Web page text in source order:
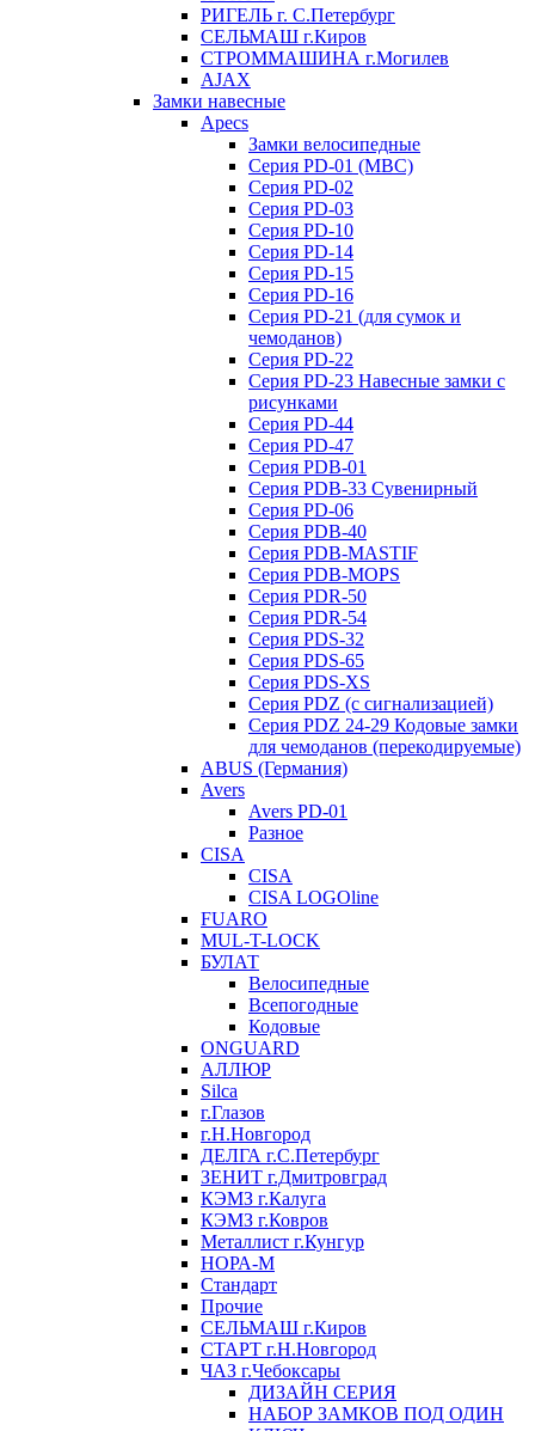
РИГЕЛЬ г. С.Петербург
СЕЛЬМАШ г.Киров
СТРОММАШИНА г.Могилев
AJAX
Замки навесные
Apecs
Замки велосипедные
Серия PD-01 (МВС)
Серия PD-02
Серия PD-03
Серия PD-10
Серия PD-14
Серия PD-15
Серия PD-16
Серия PD-21 (для сумок и
чемоданов)
Серия PD-22
Серия PD-23 Навесные замки с
рисунками
Серия PD-44
Серия PD-47
Серия PDB-01
Серия PDB-33 Сувенирный
Серия PD-06
Серия PDB-40
Серия PDB-MASTIF
Серия PDB-MOPS
Серия PDR-50
Серия PDR-54
Серия PDS-32
Серия PDS-65
Серия PDS-XS
Серия PDZ (с сигнализацией)
Серия PDZ 24-29 Кодовые замки
для чемоданов (перекодируемые)
ABUS (Германия)
Avers
Avers PD-01
Разное
CISA
CISA
CISA LOGOline
FUARO
MUL-T-LOCK
БУЛАТ
Велосипедные
Всепогодные
Кодовые
ONGUARD
АЛЛЮР
Silca
г.Глазов
г.Н.Новгород
ДЕЛГА г.С.Петербург
ЗЕНИТ г.Дмитровград
КЭМЗ г.Калуга
КЭМЗ г.Ковров
Металлист г.Кунгур
НОРА-М
Стандарт
Прочие
СЕЛЬМАШ г.Киров
СТАРТ г.Н.Новгород
ЧАЗ г.Чебоксары
ДИЗАЙН СЕРИЯ
НАБОР ЗАМКОВ ПОД ОДИН